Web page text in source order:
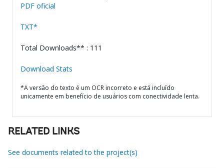
PDF oficial
TXT*
Total Downloads** : 111
Download Stats
*A versão do texto é um OCR incorreto e está incluído
unicamente em benefício de usuários com conectividade lenta.
RELATED LINKS
See documents related to the project(s)